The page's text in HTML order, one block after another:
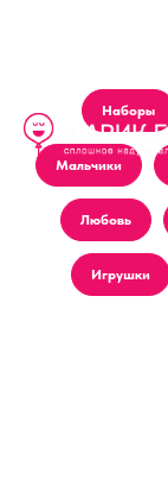
Наборы
Мальчики
Любовь
Игрушки